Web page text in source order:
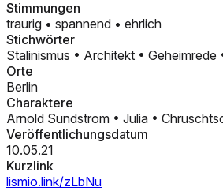
Stimmungen
traurig • spannend • ehrlich
Stichwörter
Stalinismus • Architekt • Geheimrede
Orte
Berlin
Charaktere
Arnold Sundstrom • Julia •
Veröffentlichungsdatum
10.05.21
Kurzlink
lismio.link/zLbNu